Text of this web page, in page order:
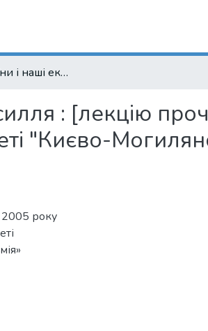
Вітер з України і наші екзистенційні зусилля : [лекцію прочитано 4 квітня 2005 року в Національному університеті "Києво-Могилянська академія"]
: [лекцію
"Києво-
2005 року